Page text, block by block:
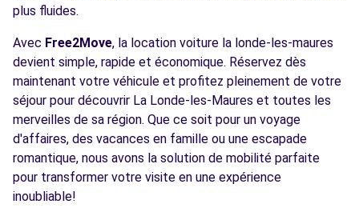
plus fluides.
Avec Free2Move, la location voiture la londe-les-maures
devient simple, rapide et économique. Réservez dès
maintenant votre véhicule et profitez pleinement de votre
séjour pour découvrir La Londe-les-Maures et toutes les
merveilles de sa région. Que ce soit pour un voyage
d'affaires, des vacances en famille ou une escapade
romantique, nous avons la solution de mobilité parfaite
pour transformer votre visite en une expérience
inoubliable!